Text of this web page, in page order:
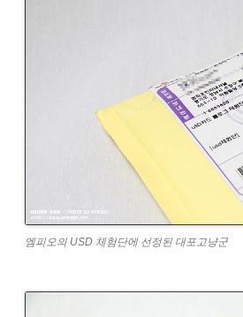
엠피오의 USD 체험단에 선정된 대포고냥군